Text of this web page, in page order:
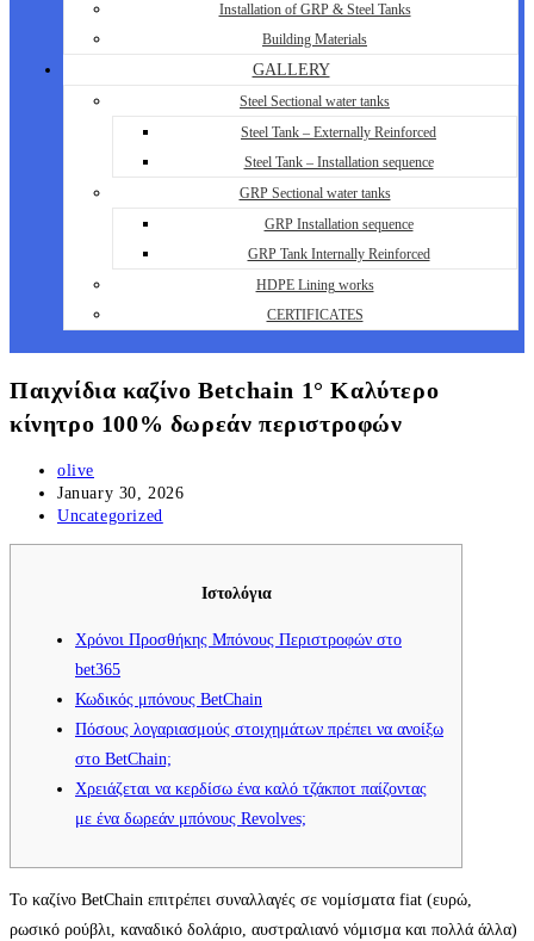
Installation of GRP & Steel Tanks
Building Materials
GALLERY
Steel Sectional water tanks
Steel Tank – Externally Reinforced
Steel Tank – Installation sequence
GRP Sectional water tanks
GRP Installation sequence
GRP Tank Internally Reinforced
HDPE Lining works
CERTIFICATES
Παιχνίδια καζίνο Betchain 1° Καλύτερο
κίνητρο 100% δωρεάν περιστροφών
Post
author:
olive
Post
published:
January 30, 2026
Post
Uncategorized
Ιστολόγια
Χρόνοι Προσθήκης Μπόνους Περιστροφών στο
bet365
Κωδικός μπόνους BetChain
Πόσους λογαριασμούς στοιχημάτων πρέπει να ανοίξω
στο BetChain;
Χρειάζεται να κερδίσω ένα καλό τζάκποτ παίζοντας
με ένα δωρεάν μπόνους Revolves;
Το καζίνο BetChain επιτρέπει συναλλαγές σε νομίσματα fiat (ευρώ,
ρωσικό ρούβλι, καναδικό δολάριο, αυστραλιανό νόμισμα και πολλά άλλα)